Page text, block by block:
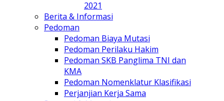
2021
Berita & Informasi
Pedoman
Pedoman Biaya Mutasi
Pedoman Perilaku Hakim
Pedoman SKB Panglima TNI dan
KMA
Pedoman Nomenklatur Klasifikasi
Perjanjian Kerja Sama